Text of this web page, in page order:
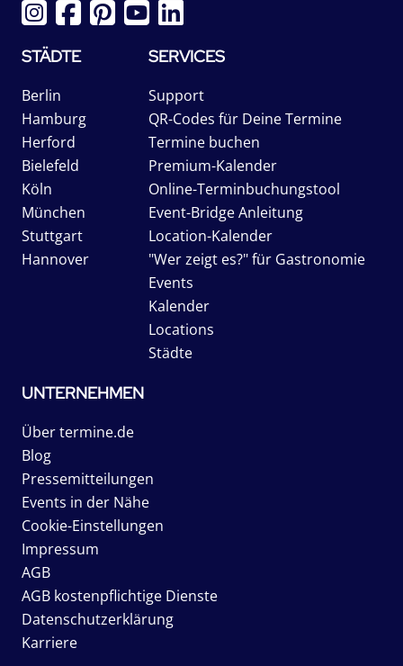
STÄDTE
Berlin
Hamburg
Herford
Bielefeld
Köln
München
Stuttgart
Hannover
SERVICES
Support
QR-Codes für Deine Termine
Termine buchen
Premium-Kalender
Online-Terminbuchungstool
Event-Bridge Anleitung
Location-Kalender
"Wer zeigt es?" für Gastronomie
Events
Kalender
Locations
Städte
UNTERNEHMEN
Über termine.de
Blog
Pressemitteilungen
Events in der Nähe
Cookie-Einstellungen
Impressum
AGB
AGB kostenpflichtige Dienste
Datenschutzerklärung
Karriere